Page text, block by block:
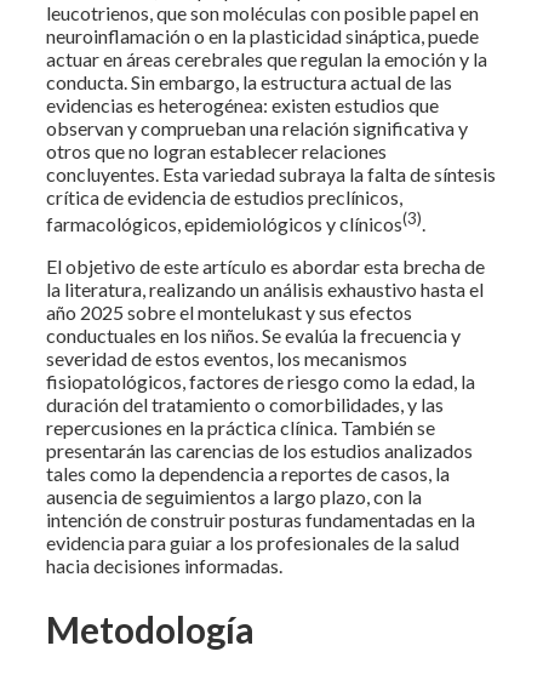
leucotrienos, que son moléculas con posible papel en
neuroinflamación o en la plasticidad sináptica, puede
actuar en áreas cerebrales que regulan la emoción y la
conducta. Sin embargo, la estructura actual de las
evidencias es heterogénea: existen estudios que
observan y comprueban una relación significativa y
otros que no logran establecer relaciones
concluyentes. Esta variedad subraya la falta de síntesis
crítica de evidencia de estudios preclínicos,
farmacológicos, epidemiológicos y clínicos(3).
El objetivo de este artículo es abordar esta brecha de
la literatura, realizando un análisis exhaustivo hasta el
año 2025 sobre el montelukast y sus efectos
conductuales en los niños. Se evalúa la frecuencia y
severidad de estos eventos, los mecanismos
fisiopatológicos, factores de riesgo como la edad, la
duración del tratamiento o comorbilidades, y las
repercusiones en la práctica clínica. También se
presentarán las carencias de los estudios analizados
tales como la dependencia a reportes de casos, la
ausencia de seguimientos a largo plazo, con la
intención de construir posturas fundamentadas en la
evidencia para guiar a los profesionales de la salud
hacia decisiones informadas.
Metodología